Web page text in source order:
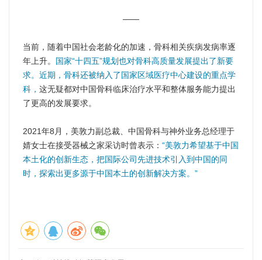
——
当前，随着中国社会老龄化的加速，骨科相关疾病发病率逐
年上升。 国家“十四五”规划也对骨科高质量发展提出了新要
求。近期，骨科还被纳入了国家区域医疗中心建设的重点学
科， 这无疑都对中国骨科临床治疗水平和整体服务能力提出
了更高的发展要求。
2021年8月，美敦力副总裁、中国骨科与神外业务总经理于
婧女士在接受器械之家采访时曾表示： “美敦力希望基于中国
本土化的创新生态，把国际公司先进技术引入到中国的同
时，探索出更多源于中国本土的创新解决方案。”